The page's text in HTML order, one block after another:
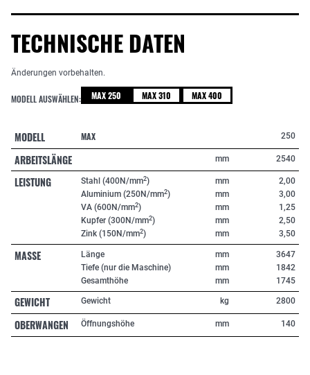
TECHNISCHE DATEN
Änderungen vorbehalten.
MODELL AUSWÄHLEN: MAX 250 MAX 310 MAX 400
MODELL MAX 250
ARBEITSLÄNGE mm 2540
LEISTUNG Stahl (400N/mm2)
Aluminium (250N/mm2)
VA (600N/mm2)
Kupfer (300N/mm2)
Zink (150N/mm2)
mm
mm
mm
mm
mm
2,00
3,00
1,25
2,50
3,50
MASSE
Länge
Tiefe (nur die Maschine)
Gesamthöhe
mm
mm
mm
3647
1842
1745
GEWICHT Gewicht kg 2800
OBERWANGEN Öffnungshöhe mm 140